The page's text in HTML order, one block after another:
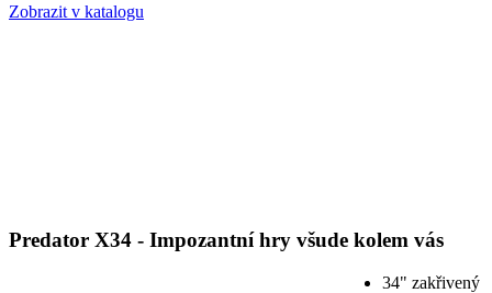
Zobrazit v katalogu
Predator X34 - Impozantní hry všude kolem vás
34" zakřivený